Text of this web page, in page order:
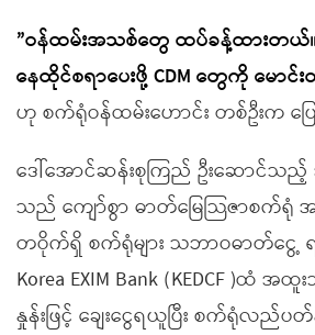
”ဝန်ထမ်းအသစ်တွေ ထပ်ခန့်ထားတယ်။
နေထိုင်စရာပေးဖို့CDM တွေကို မောင်
ဟု စက်ရုံဝန်ထမ်းဟောင်း တစ်ဦးက ပ
ဒေါ်အောင်ဆန်းစုကြည် ဦးဆောင်သည့်
သည် ကျော်စွာ ဓာတ်မြေသြဇာစက်ရုံ
တဝိုက်ရှိ စက်ရုံများ သဘာဝဓာတ်ငွေ့
Korea EXIM Bank (KEDCF )
နှုန်းဖြင့် ချေးငွေရယူပြီး စက်ရုံလည်ပ